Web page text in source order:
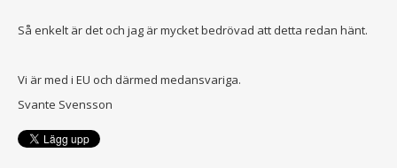
Så enkelt är det och jag är mycket bedrövad att detta redan hänt.
Vi är med i EU och därmed medansvariga.
Svante Svensson